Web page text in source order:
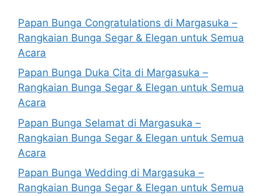
Papan Bunga Congratulations di Margasuka –
Rangkaian Bunga Segar & Elegan untuk Semua
Acara
Papan Bunga Duka Cita di Margasuka –
Rangkaian Bunga Segar & Elegan untuk Semua
Acara
Papan Bunga Selamat di Margasuka –
Rangkaian Bunga Segar & Elegan untuk Semua
Acara
Papan Bunga Wedding di Margasuka –
Rangkaian Bunga Segar & Elegan untuk Semua